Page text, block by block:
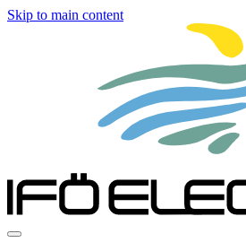
Skip to main content